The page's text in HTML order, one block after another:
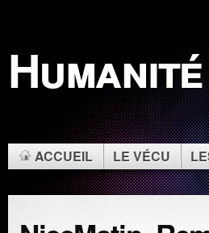
ACCUEIL LE VÉCU